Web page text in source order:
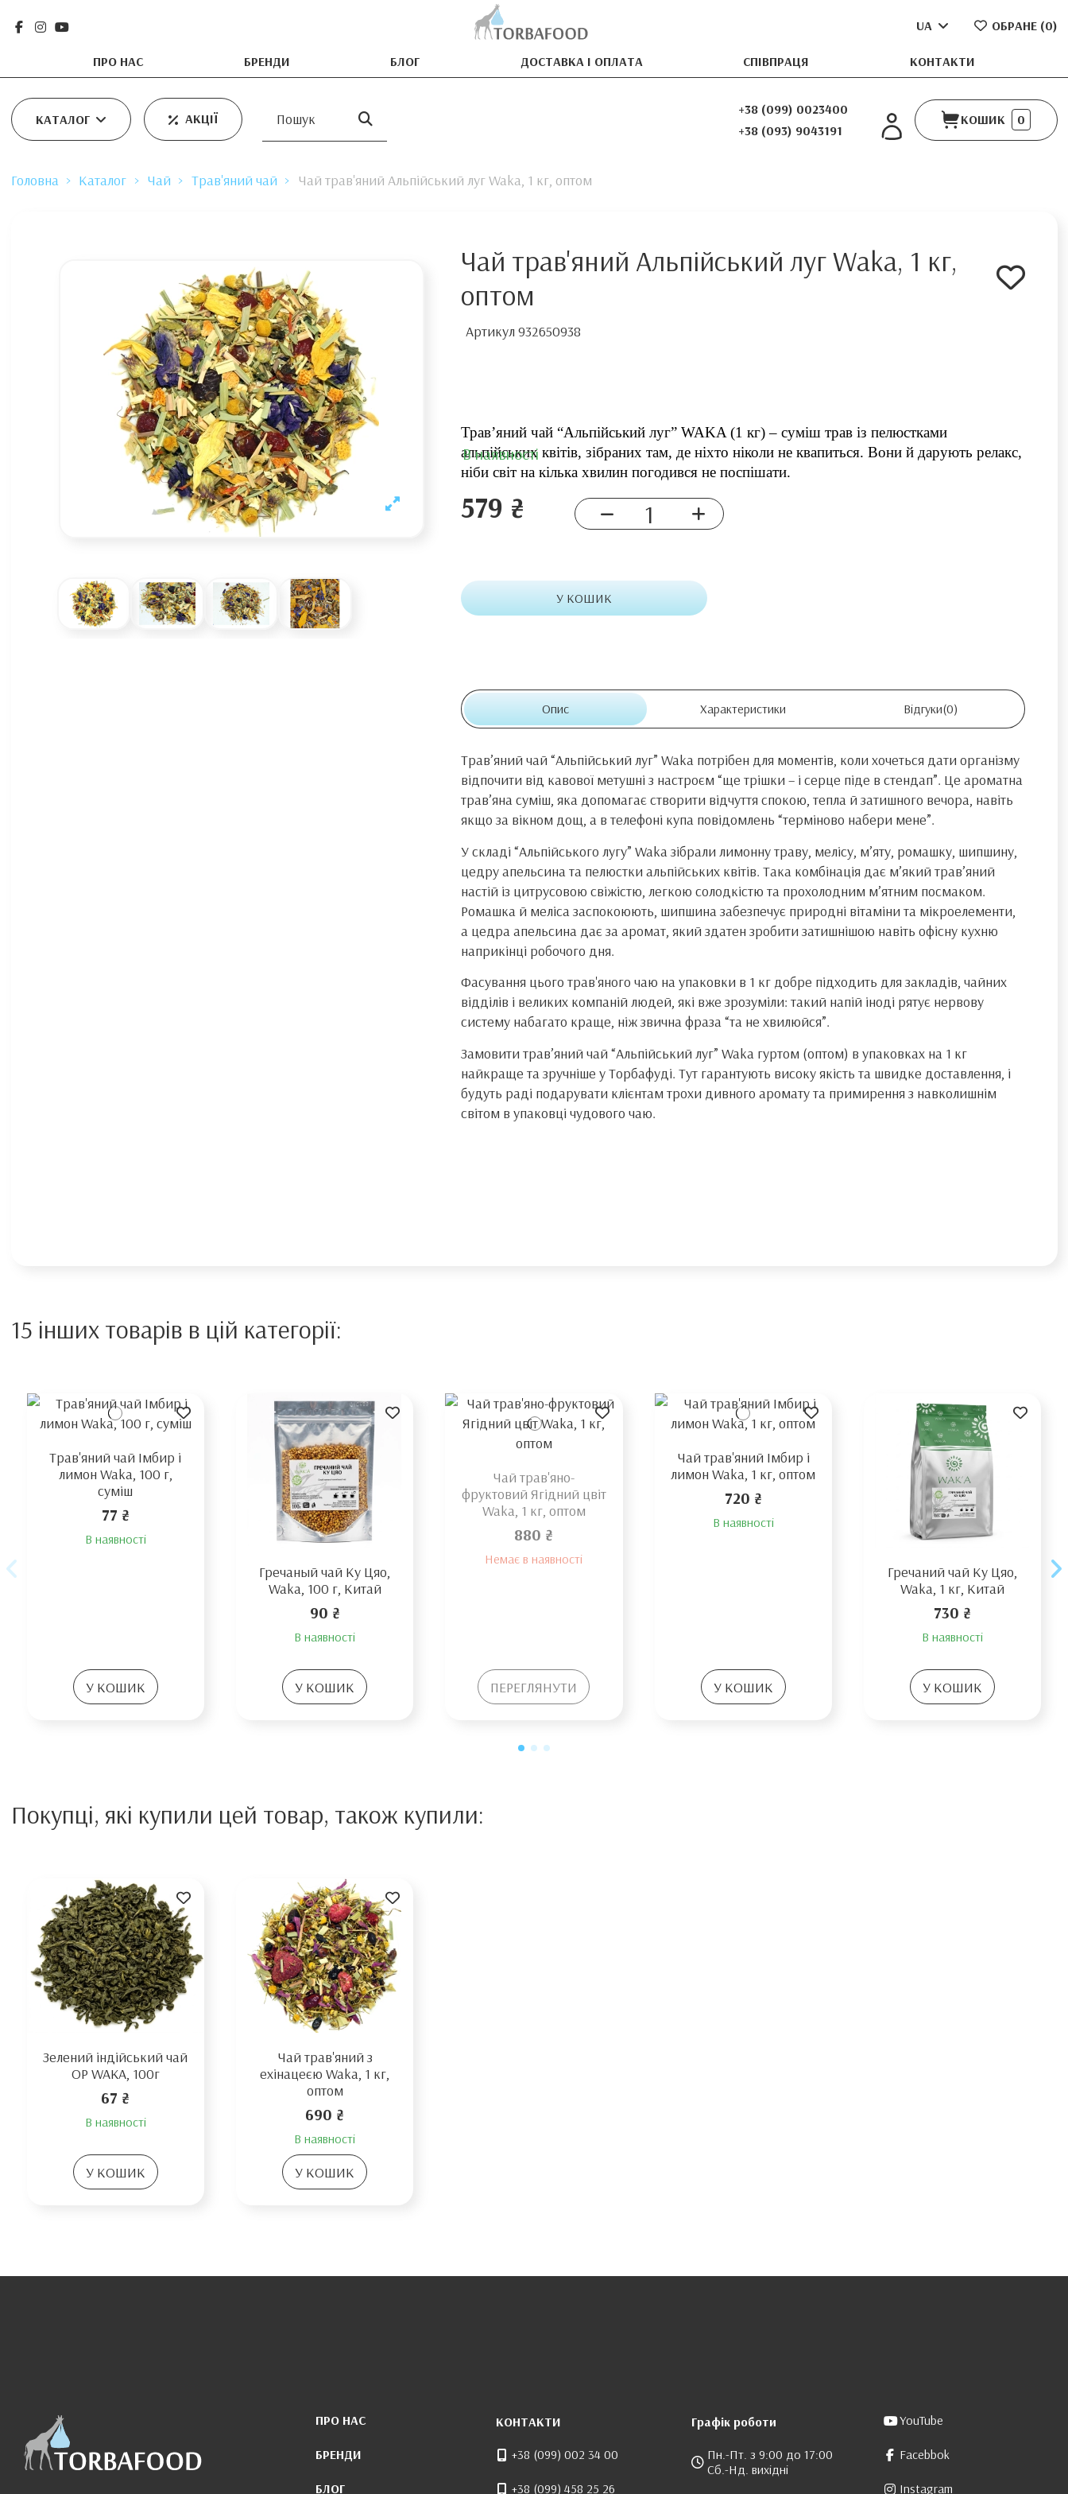
ПРО НАС БРЕНДИ БЛОГ ДОСТАВКА І ОПЛАТА СПІВПРАЦЯ КОНТАКТИ
UA ОБРАНЕ (0)
КАТАЛОГ АКЦІЇ
+38 (099) 0023400
+38 (093) 9043191
КОШИК 0
Головна Каталог Чай Трав'яний чай Чай трав'яний Альпійський луг Waka, 1 кг, оптом
Чай трав'яний Альпійський луг Waka, 1 кг,
оптом
Артикул 932650938
Трав’яний чай “Альпійський луг” WAKA (1 кг) – суміш трав із пелюстками
альпійських квітів, зібраних там, де ніхто ніколи не квапиться. Вони й дарують релакс,
ніби світ на кілька хвилин погодився не поспішати.
В наявності
579 ₴
У КОШИК
Опис Характеристики Відгуки(0)
Трав’яний чай “Альпійський луг” Waka потрібен для моментів, коли хочеться дати організму
відпочити від кавової метушні з настроєм “ще трішки – і серце піде в стендап”. Це ароматна
трав’яна суміш, яка допомагає створити відчуття спокою, тепла й затишного вечора, навіть
якщо за вікном дощ, а в телефоні купа повідомлень “терміново набери мене”.
У складі “Альпійського лугу” Waka зібрали лимонну траву, мелісу, м’яту, ромашку, шипшину,
цедру апельсина та пелюстки альпійських квітів. Така комбінація дає м’який трав’яний
настій із цитрусовою свіжістю, легкою солодкістю та прохолодним м’ятним посмаком.
Ромашка й меліса заспокоюють, шипшина забезпечує природні вітаміни та мікроелементи,
а цедра апельсина дає за аромат, який здатен зробити затишнішою навіть офісну кухню
наприкінці робочого дня.
Фасування цього трав'яного чаю на упаковки в 1 кг добре підходить для закладів, чайних
відділів і великих компаній людей, які вже зрозуміли: такий напій іноді рятує нервову
систему набагато краще, ніж звична фраза “та не хвилюйся”.
Замовити трав’яний чай “Альпійський луг” Waka гуртом (оптом) в упаковках на 1 кг
найкраще та зручніше у Торбафуді. Тут гарантують високу якість та швидке доставлення, і
будуть раді подарувати клієнтам трохи дивного аромату та примирення з навколишнім
світом в упаковці чудового чаю.
15 інших товарів в цій категорії:
Трав'яний чай Імбир і
лимон Waka, 100 г,
суміш
77 ₴
В наявності
У КОШИК
Гречаный чай Ку Цяо,
Waka, 100 г, Китай
90 ₴
В наявності
У КОШИК
Чай трав'яно-
фруктовий Ягідний цвіт
Waka, 1 кг, оптом
880 ₴
Немає в наявності
ПЕРЕГЛЯНУТИ
Чай трав'яний Імбир і
лимон Waka, 1 кг, оптом
720 ₴
В наявності
У КОШИК
Гречаний чай Ку Цяо,
Waka, 1 кг, Китай
730 ₴
В наявності
У КОШИК
Покупці, які купили цей товар, також купили:
Зелений індійський чай
OP WAKA, 100г
67 ₴
В наявності
У КОШИК
Чай трав'яний з
ехінацеєю Waka, 1 кг,
оптом
690 ₴
В наявності
У КОШИК
ПРО НАС
БРЕНДИ
БЛОГ
КОНТАКТИ
+38 (099) 002 34 00
+38 (099) 458 25 26
Графік роботи
Пн.-Пт. з 9:00 до 17:00
Сб.-Нд. вихідні
YouTube
Facebbok
Instagram